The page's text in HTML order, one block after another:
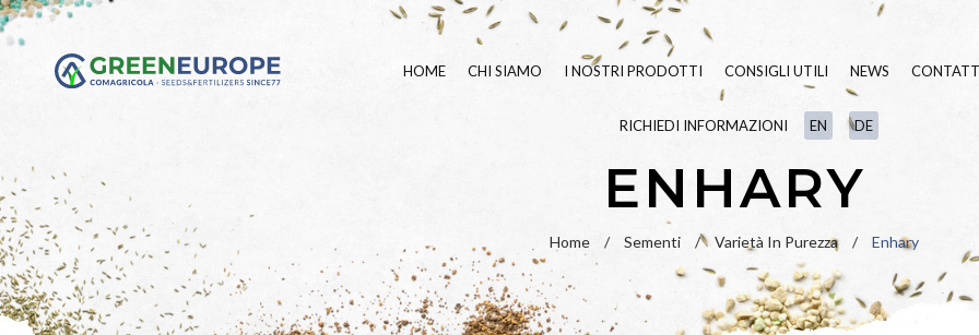
HOME CHI SIAMO I NOSTRI PRODOTTI
SEMENTI TAPPETO ERBOSO
BLUE
FERTILIZZANTI
UMETTANTI E SURFATTANTI
PRATO FIORITO
PAESAGGIO
CONSIGLI UTILI NEWS
RICHIEDI INFORMAZIONI EN DE
ENHARY
Home / Sementi / Varietà In Purezza / Enhary